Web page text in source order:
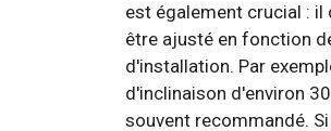
est également crucial :
être ajusté en fonction
d'installation. Par
d'inclinaison d'environ
souvent recommandé.